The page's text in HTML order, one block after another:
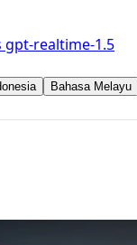
gpt-realtime-1.5
Bahasa Melayu